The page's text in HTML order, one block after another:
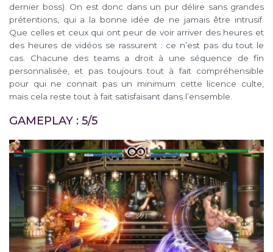
dernier boss). On est donc dans un pur délire sans grandes
prétentions, qui a la bonne idée de ne jamais être intrusif.
Que celles et ceux qui ont peur de voir arriver des heures et
des heures de vidéos se rassurent : ce n’est pas du tout le
cas. Chacune des teams a droit à une séquence de fin
personnalisée, et pas toujours tout à fait compréhensible
pour qui ne connait pas un minimum cette licence culte,
mais cela reste tout à fait satisfaisant dans l’ensemble.
GAMEPLAY : 5/5